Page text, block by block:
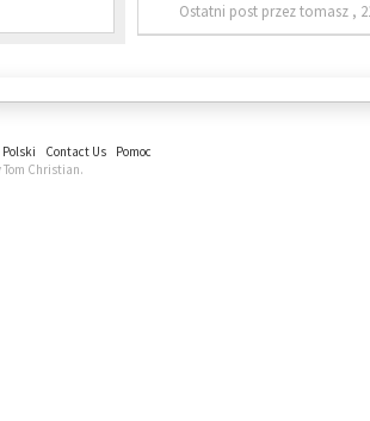
Ostatni post przez tomasz ,
Polski Contact Us
Pomoc
Tom Christian.